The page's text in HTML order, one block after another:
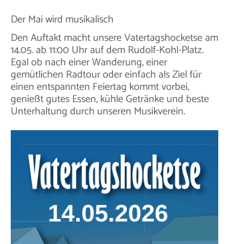
Der Mai wird musikalisch
Den Auftakt macht unsere Vatertagshocketse am
14.05. ab 11:00 Uhr auf dem Rudolf-Kohl-Platz.
Egal ob nach einer Wanderung, einer
gemütlichen Radtour oder einfach als Ziel für
einen entspannten Feiertag kommt vorbei,
genießt gutes Essen, kühle Getränke und beste
Unterhaltung durch unseren Musikverein.